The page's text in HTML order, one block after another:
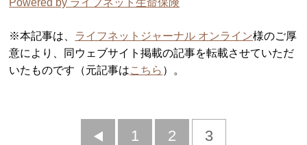
Powered by ライフネット生命保険
※本記事は、 ライフネットジャーナル オンライン様のご厚
意により、同ウェブサイト掲載の記事を転載させていただ
いたものです（元記事はこちら ）。
前
1 2 3